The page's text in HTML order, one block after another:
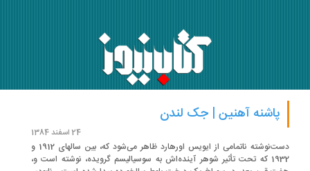
پاشنه آهنین | جک لندن
24 اسفند 1384
دست‌نوشته ناتمامی از ایویس اورهارد ظاهر می‌شود که،‌ بین سالهای 1912 و
1932 ‌که تحت تأثیر شوهر آینده‌اش به سوسیالیسم گرویده، ‌نوشته است و،